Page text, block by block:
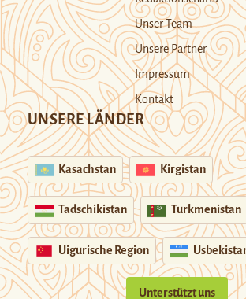
Unser Team
Unsere Partner
Impressum
Kontakt
UNSERE LÄNDER
Kasachstan Kirgistan
Tadschikistan Turkmenistan
Uigurische Region
Unterstützt uns